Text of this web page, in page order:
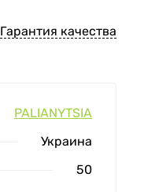
Гарантия качества
PALIANYTSIA
Украина
50